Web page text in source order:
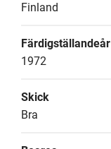
Finland
Färdigställandeår
1972
Skick
Bra